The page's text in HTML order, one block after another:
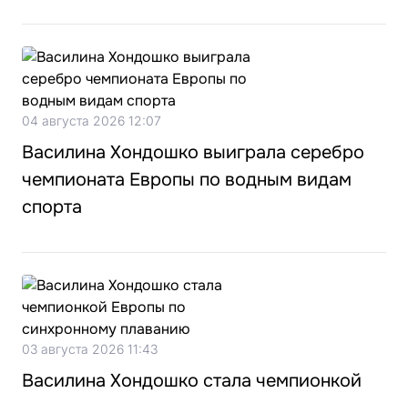
04 августа 2026 12:07
Василина Хондошко выиграла серебро
чемпионата Европы по водным видам
спорта
03 августа 2026 11:43
Василина Хондошко стала чемпионкой